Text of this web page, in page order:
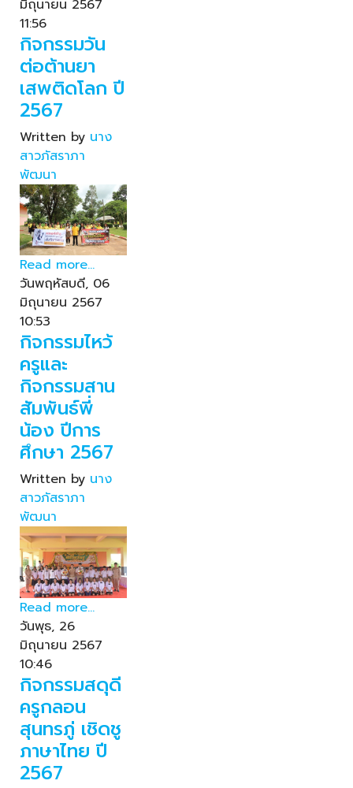
มิถุนายน 2567
11:56
กิจกรรมวัน
ต่อต้านยา
เสพติดโลก ปี
2567
Written by นาง
สาวภัสราภา
พัฒนา
Read more...
วันพฤหัสบดี, 06
มิถุนายน 2567
10:53
กิจกรรมไหว้
ครูและ
กิจกรรมสาน
สัมพันธ์พี่
น้อง ปีการ
ศึกษา 2567
Written by นาง
สาวภัสราภา
พัฒนา
Read more...
วันพุธ, 26
มิถุนายน 2567
10:46
กิจกรรมสดุดี
ครูกลอน
สุนทรภู่ เชิดชู
ภาษาไทย ปี
2567